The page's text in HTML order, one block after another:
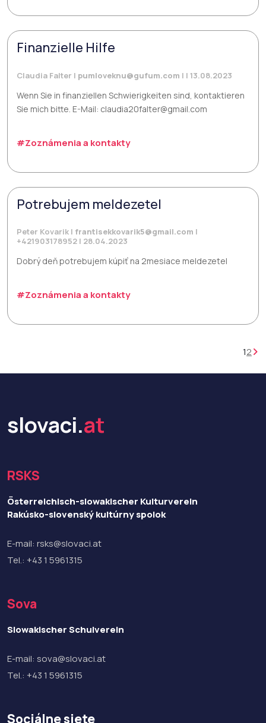
Finanzielle Hilfe
Claudia Falter | pumloveknu@gufum.com | | 13.08.2023
Wenn Sie in finanziellen Schwierigkeiten sind, kontaktieren
Sie mich bitte. E-Mail: claudia20falter@gmail.com
#Zoznámenia a kontakty
Potrebujem meldezetel
Peter Kovarik | frantisekkovarik5@gmail.com |
+421903178952 | 28.04.2023
Dobrý deň potrebujem kúpiť na 2mesiace meldezetel
#Zoznámenia a kontakty
12
slovaci.at
RSKS
Österreichisch-slowakischer Kulturverein
Rakúsko-slovenský kultúrny spolok
E-mail: rsks@slovaci.at
Tel.: +43 1 5961315
Sova
Slowakischer Schulverein
E-mail: sova@slovaci.at
Tel.: +43 1 5961315
Sociálne siete